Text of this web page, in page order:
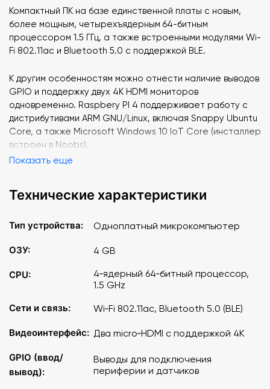
Компактный ПК на базе единственной платы с новым,
более мощным, четырехъядерным 64-битным
процессором 1.5 ГГц, а также встроенными модулями Wi-
Fi 802.11ac и Bluetooth 5.0 с поддержкой BLE.
К другим особенностям можно отнести наличие выводов
GPIO и поддержку двух 4K HDMI мониторов
одновременно. Raspbery PI 4 поддерживает работу с
дистрибутивами ARM GNU/Linux, включая Snappy Ubuntu
Core, а также Microsoft Windows 10 IoT Core (инсталлер
встроен в Noobs).
Показать еще
Технические характеристики
Тип устройства: Одноплатный микрокомпьютер
ОЗУ: 4 GB
CPU:
4‑ядерный 64‑битный процессор,
1.5 GHz
Сети и связь:
Wi‑Fi 802.11ac, Bluetooth 5.0 (BLE)
Видеоинтерфейс: Два micro‑HDMI с поддержкой 4K
GPIO (ввод/
вывод):
Выводы для подключения
периферии и датчиков